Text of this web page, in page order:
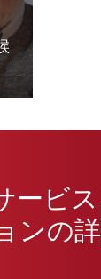
ービス
ンの詳